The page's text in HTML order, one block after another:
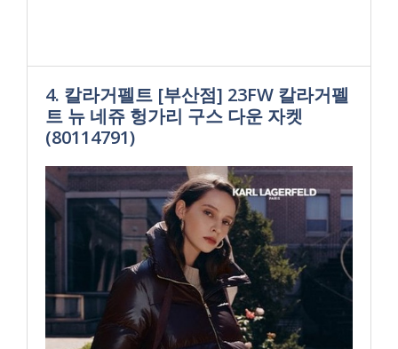
4. 칼라거펠트 [부산점] 23FW 칼라거펠
트 뉴 네쥬 헝가리 구스 다운 자켓
(80114791)